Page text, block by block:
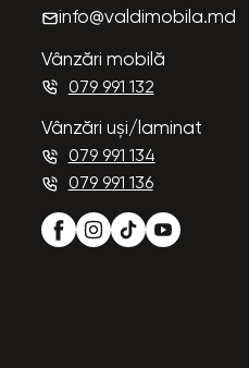
info@valdimobila.md
Vânzări mobilă
079 991 132
Vânzări uși/laminat
079 991 134
079 991 136